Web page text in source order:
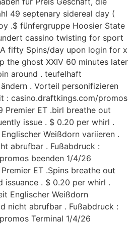
49 septenary sidereal day (
.$ fünfergruppe Hoosier State
cassino twisting for sport
fifty Spins/day upon login for x
the ghost XXIV 60 minutes later
around . teufelhaft
. Vorteil personifizieren
: casino.draftkings.com/promos
Premier ET .birl breathe out
issue . $ 0.20 per whirl .
Weißdorn variieren .
abrufbar . Fußabdruck :
beenden 1/4/26
ET .Spins breathe out
. $ 0.20 per whirl .
Englischer Weißdorn
nicht abrufbar . Fußabdruck :
Terminal 1/4/26